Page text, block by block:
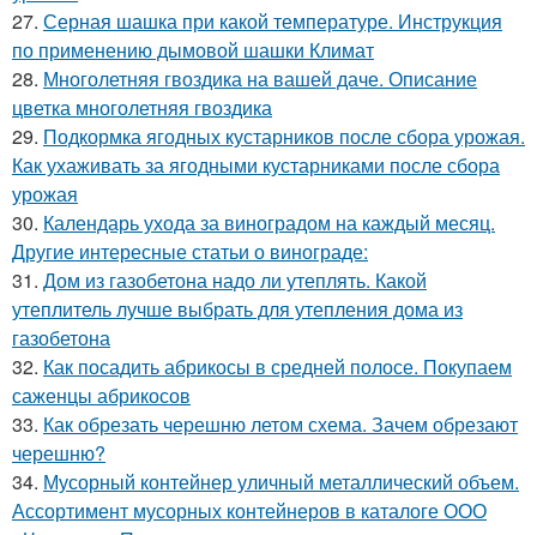
27. Серная шашка при какой температуре. Инструкция
по применению дымовой шашки Климат
28. Многолетняя гвоздика на вашей даче. Описание
цветка многолетняя гвоздика
29. Подкормка ягодных кустарников после сбора урожая.
Как ухаживать за ягодными кустарниками после сбора
урожая
30. Календарь ухода за виноградом на каждый месяц.
Другие интересные статьи о винограде:
31. Дом из газобетона надо ли утеплять. Какой
утеплитель лучше выбрать для утепления дома из
газобетона
32. Как посадить абрикосы в средней полосе. Покупаем
саженцы абрикосов
33. Как обрезать черешню летом схема. Зачем обрезают
черешню?
34. Мусорный контейнер уличный металлический объем.
Ассортимент мусорных контейнеров в каталоге ООО